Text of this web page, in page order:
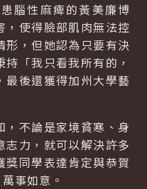
腦性麻痺的黃美廉博
，使得臉部肌肉無法控
形，但她認為只要有決
「我只看我所有的，
最後還獲得加州大學藝
不論是家境貧寒、身
志力，就可以解決許多
獎同學表達肯定與恭賀
事如意。